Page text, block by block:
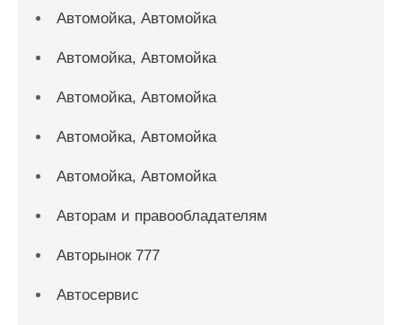
Автомойка, Автомойка
Автомойка, Автомойка
Автомойка, Автомойка
Автомойка, Автомойка
Автомойка, Автомойка
Авторам и правообладателям
Авторынок 777
Автосервис